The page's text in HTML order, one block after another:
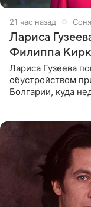
21 час назад
Лариса
Филиппа
Лариса Гузеева
обустройством
Болгарии, куда